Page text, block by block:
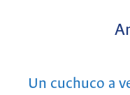
Un cuchuco a